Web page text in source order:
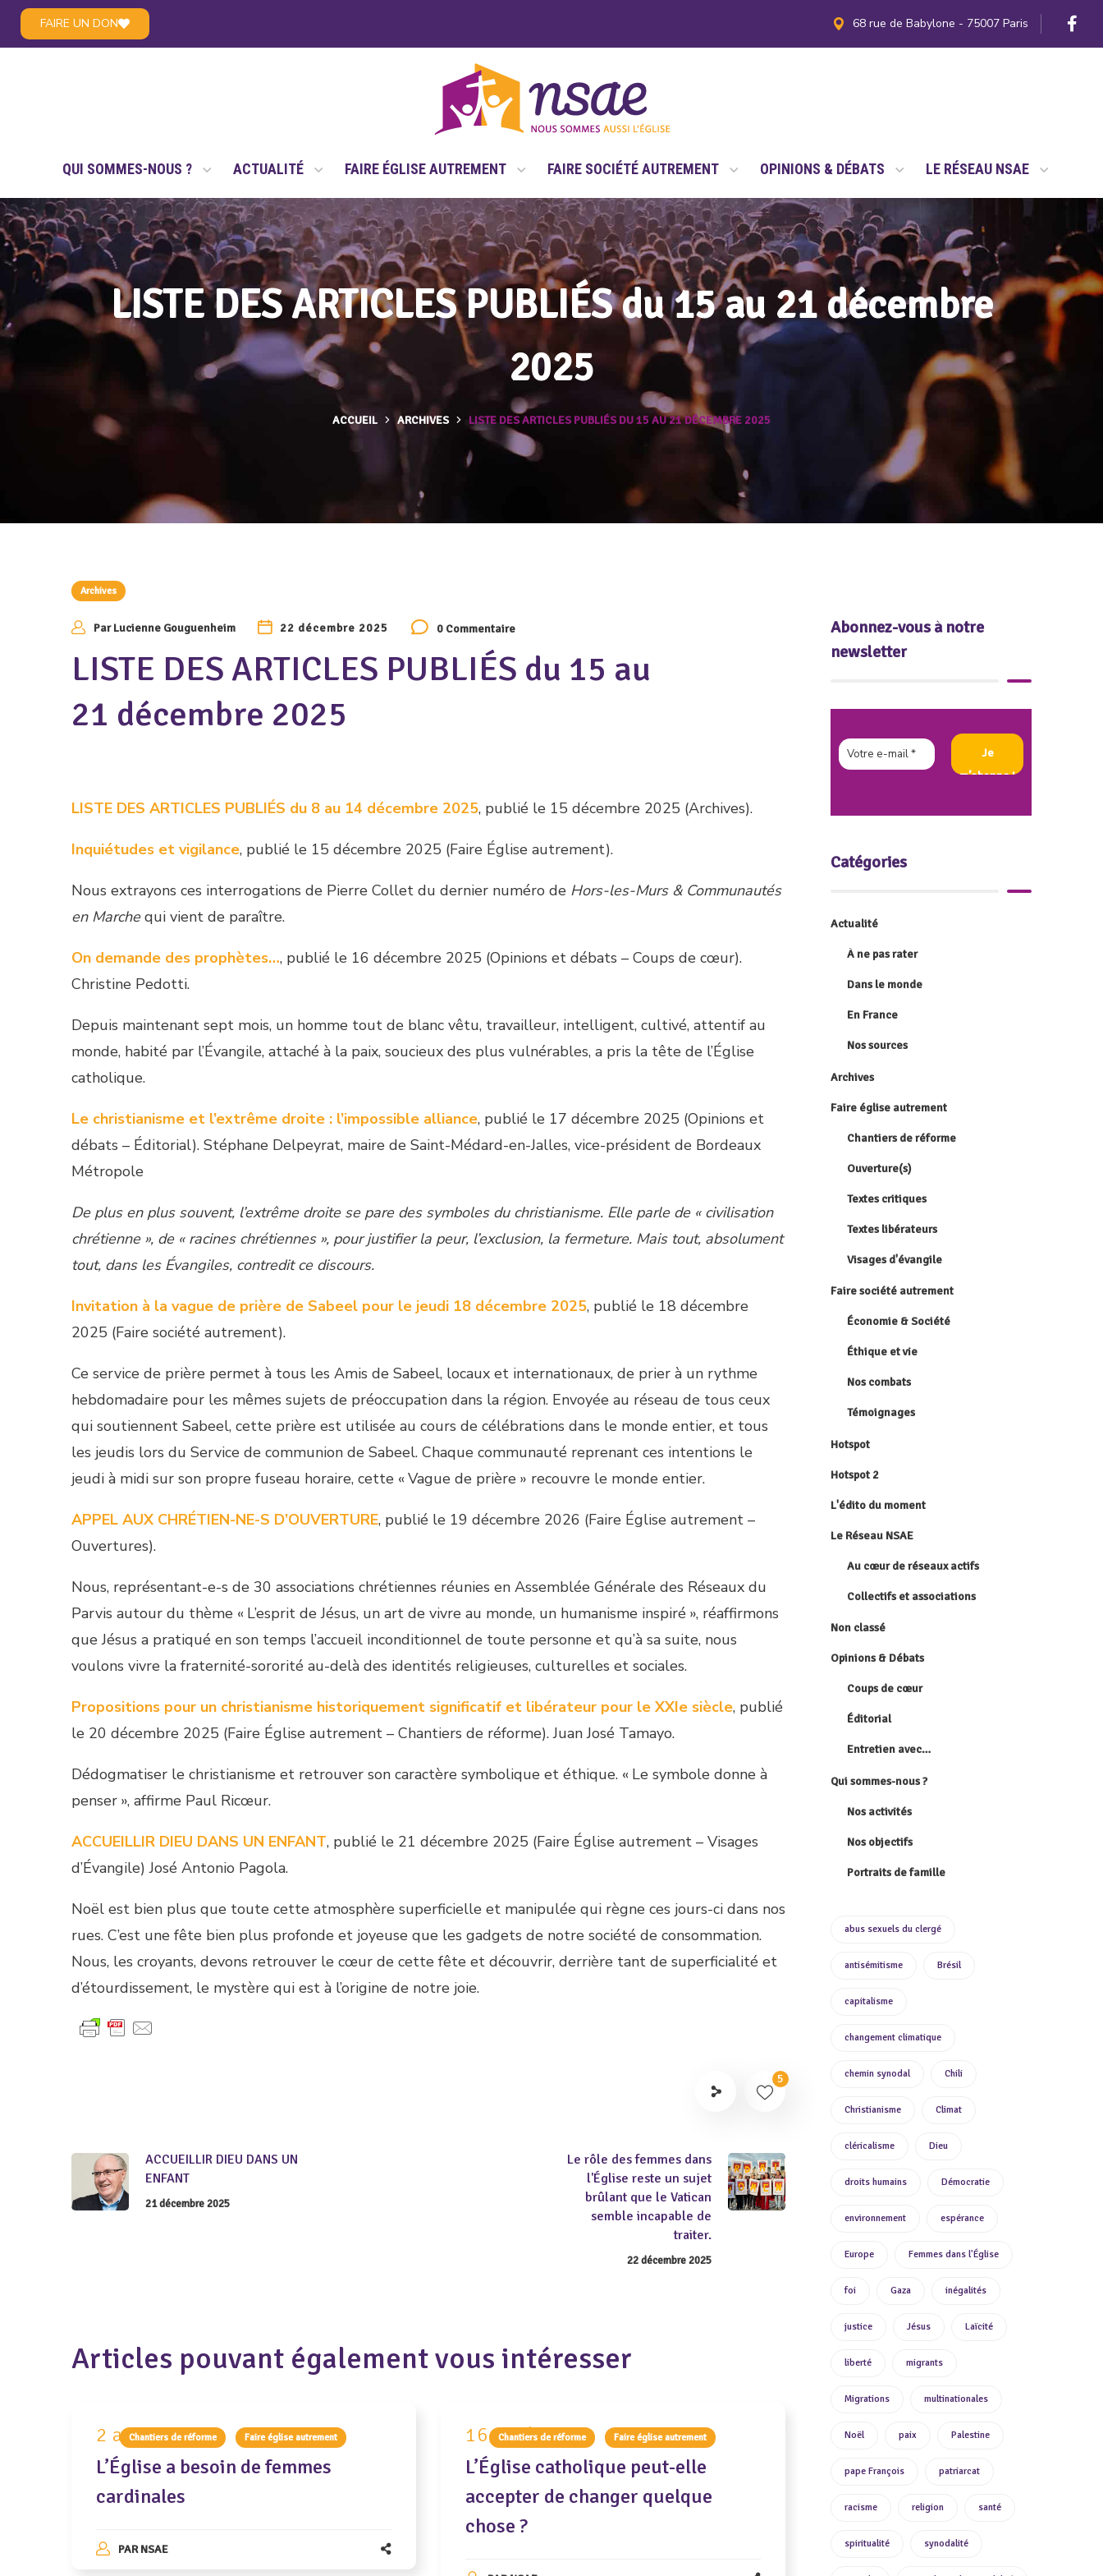
FAIRE UN DON 68 rue de Babylone - 75007 Paris
QUI SOMMES-NOUS ? ACTUALITÉ FAIRE ÉGLISE AUTREMENT FAIRE SOCIÉTÉ AUTREMENT OPINIONS & DÉBATS LE RÉSEAU NSAE
LE RÉSEAU NSAE
LISTE DES ARTICLES PUBLIÉS du 15 au 21 décembre
2025
ACCUEIL ARCHIVES LISTE DES ARTICLES PUBLIÉS DU 15 AU 21 DÉCEMBRE 2025
Archives
ParLucienne Gouguenheim 22 décembre 2025 0 Commentaire
LISTE DES ARTICLES PUBLIÉS du 15 au
21 décembre 2025
LISTE DES ARTICLES PUBLIÉS du 8 au 14 décembre 2025, publié le 15 décembre 2025 (Archives).
Inquiétudes et vigilance, publié le 15 décembre 2025 (Faire Église autrement).
Nous extrayons ces interrogations de Pierre Collet du dernier numéro de Hors-les-Murs & Communautés
en Marchequi vient de paraître.
On demande des prophètes…, publié le 16 décembre 2025 (Opinions et débats – Coups de cœur).
Christine Pedotti.
Depuis maintenant sept mois, un homme tout de blanc vêtu, travailleur, intelligent, cultivé, attentif au
monde, habité par l’Évangile, attaché à la paix, soucieux des plus vulnérables, a pris la tête de l’Église
catholique.
Le christianisme et l’extrême droite : l’impossible alliance, publié le 17 décembre 2025 (Opinions et
débats – Éditorial). Stéphane Delpeyrat, maire de Saint-Médard-en-Jalles, vice-président de Bordeaux
Métropole
De plus en plus souvent, l’extrême droite se pare des symboles du christianisme. Elle parle de « civilisation
chrétienne », de « racines chrétiennes », pour justifier la peur, l’exclusion, la fermeture. Mais tout, absolument
tout, dans les Évangiles, contredit ce discours.
Invitation à la vague de prière de Sabeel pour le jeudi 18 décembre 2025, publié le 18 décembre
2025 (Faire société autrement).
Ce service de prière permet à tous les Amis de Sabeel, locaux et internationaux, de prier à un rythme
hebdomadaire pour les mêmes sujets de préoccupation dans la région. Envoyée au réseau de tous ceux
qui soutiennent Sabeel, cette prière est utilisée au cours de célébrations dans le monde entier, et tous
les jeudis lors du Service de communion de Sabeel. Chaque communauté reprenant ces intentions le
jeudi à midi sur son propre fuseau horaire, cette « Vague de prière » recouvre le monde entier.
APPEL AUX CHRÉTIEN-NE-S D’OUVERTURE, publié le 19 décembre 2026 (Faire Église autrement –
Ouvertures).
Nous, représentant-e-s de 30 associations chrétiennes réunies en Assemblée Générale des Réseaux du
Parvis autour du thème « L’esprit de Jésus, un art de vivre au monde, un humanisme inspiré », réaffirmons
que Jésus a pratiqué en son temps l’accueil inconditionnel de toute personne et qu’à sa suite, nous
voulons vivre la fraternité-sororité au-delà des identités religieuses, culturelles et sociales.
Propositions pour un christianisme historiquement significatif et libérateur pour le XXIe siècle, publié
le 20 décembre 2025 (Faire Église autrement – Chantiers de réforme). Juan José Tamayo.
Dédogmatiser le christianisme et retrouver son caractère symbolique et éthique. « Le symbole donne à
penser », affirme Paul Ricœur.
ACCUEILLIR DIEU DANS UN ENFANT, publié le 21 décembre 2025 (Faire Église autrement – Visages
d’Évangile) José Antonio Pagola.
Noël est bien plus que toute cette atmosphère superficielle et manipulée qui règne ces jours-ci dans nos
rues. C’est une fête bien plus profonde et joyeuse que les gadgets de notre société de consommation.
Nous, les croyants, devons retrouver le cœur de cette fête et découvrir, derrière tant de superficialité et
d’étourdissement, le mystère qui est à l’origine de notre joie.
5
ACCUEILLIR DIEU DANS UN
ENFANT
21 décembre 2025
Le rôle des femmes dans
l'Église reste un sujet
brûlant que le Vatican
semble incapable de
traiter.
22 décembre 2025
Articles pouvant également vous intéresser
Chantiers de réforme Faire église autrement
2 août 2020
L’Église a besoin de femmes
cardinales
PARNSAE
Chantiers de réforme Faire église autrement
16 avril 2021
L’Église catholique peut-elle
accepter de changer quelque
chose ?
Abonnez-vous à notre
newsletter
Catégories
Actualité
À ne pas rater
Dans le monde
En France
Nos sources
Archives
Faire église autrement
Chantiers de réforme
Ouverture(s)
Textes critiques
Textes libérateurs
Visages d'évangile
Faire société autrement
Économie & Société
Éthique et vie
Nos combats
Témoignages
Hotspot
Hotspot 2
L'édito du moment
Le Réseau NSAE
Au cœur de réseaux actifs
Collectifs et associations
Non classé
Opinions & Débats
Coups de cœur
Éditorial
Entretien avec…
Qui sommes-nous ?
Nos activités
Nos objectifs
Portraits de famille
abus sexuels du clergé
antisémitisme Brésil
capitalisme
changement climatique
chemin synodal Chili
Christianisme Climat
cléricalisme Dieu
droits humains Démocratie
environnement espérance
Europe Femmes dans l'Église
foi Gaza inégalités
justice Jésus Laïcité
liberté migrants
Migrations multinationales
Noël paix Palestine
pape François patriarcat
racisme religion santé
spiritualité synodalité